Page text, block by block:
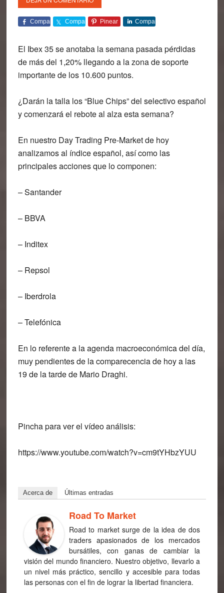
Comparte Comparte Pinear Comparte
El Ibex 35 se anotaba la semana pasada pérdidas
de más del 1,20% llegando a la zona de soporte
importante de los 10.600 puntos.
¿Darán la talla los “Blue Chips” del selectivo español
y comenzará el rebote al alza esta semana?
En nuestro Day Trading Pre-Market de hoy
analizamos al índice español, así como las
principales acciones que lo componen:
– Santander
– BBVA
– Inditex
– Repsol
– Iberdrola
– Telefónica
En lo referente a la agenda macroeconómica del día,
muy pendientes de la comparecencia de hoy a las
19 de la tarde de Mario Draghi.
Pincha para ver el vídeo análisis:
https://www.youtube.com/watch?v=cm9tYHbzYUU
Acerca de Últimas entradas
Road To Market
Road to market surge de la idea de dos
traders apasionados de los mercados
bursátiles, con ganas de cambiar la
visión del mundo financiero. Nuestro objetivo, llevarlo a
un nivel más práctico, sencillo y accesible para todas
las personas con el fin de lograr la libertad financiera.